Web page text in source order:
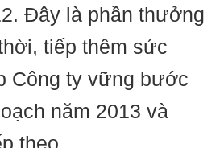
Đây là phần thưởng
tiếp thêm sức
Công ty vững bước
năm 2013 và
theo.